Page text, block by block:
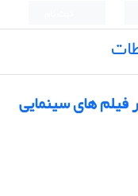
های سینمایی